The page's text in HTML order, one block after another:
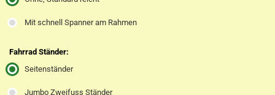
Mit schnell Spanner am Rahmen
Fahrrad Ständer:
Seitenständer
Jumbo Zweifuss Ständer